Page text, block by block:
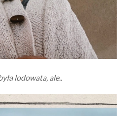
lodowata, ale..